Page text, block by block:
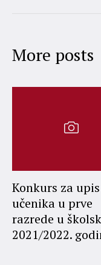
More posts
Konkurs za upis
učenika u prve
razrede u
2021/2022.